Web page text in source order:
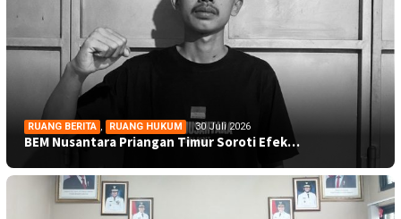
RUANG BERITA , RUANG HUKUM 30 Juli 2026
BEM Nusantara Priangan Timur Soroti Efek…